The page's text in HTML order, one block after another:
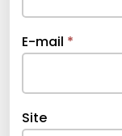
E-mail *
Site